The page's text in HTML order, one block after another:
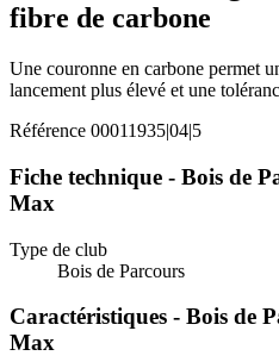
fibre de carbone
Une couronne en carbone permet
lancement plus élevé et une
Référence 00011935|04|5
Fiche technique - Bois de
Max
Type de club
Bois de Parcours
Caractéristiques - Bois de
Max